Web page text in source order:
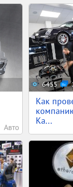
Авто
6455
Как
Ка...